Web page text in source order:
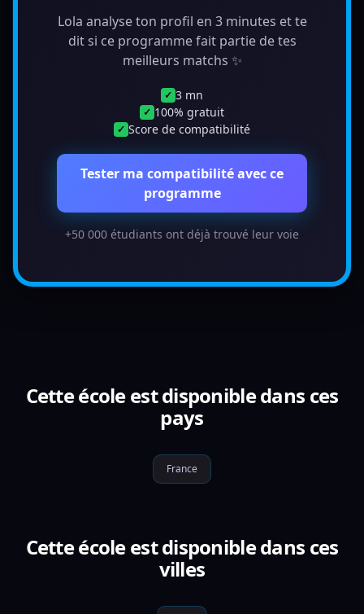
Lola analyse ton profil en 3 minutes et te
dit si ce programme fait partie de tes
meilleurs matchs ✨
✓ 3 mn
✓ 100% gratuit
✓ Score de compatibilité
Tester ma compatibilité avec ce
programme
+50 000 étudiants ont déjà trouvé leur voie
Cette école est disponible dans ces
pays
France
Cette école est disponible dans ces
villes